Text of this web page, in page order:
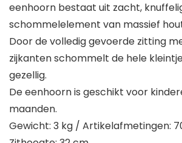
eenhoorn bestaat uit zacht,
schommelelement van massief
Door de volledig gevoerde zitting
zijkanten schommelt de hele
gezellig.
De eenhoorn is geschikt voor
maanden.
Gewicht: 3 kg / Artikelafmetingen: